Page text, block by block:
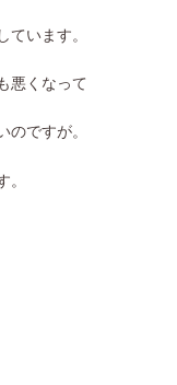
います。
悪くなって
ですが。
。